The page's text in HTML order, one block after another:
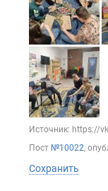
Источник: https://
Пост №10022,
Сохранить